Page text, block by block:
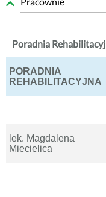
Poradnia
PORADNIA
REHABILITACYJNA
lek. Magdalena
Miecielica